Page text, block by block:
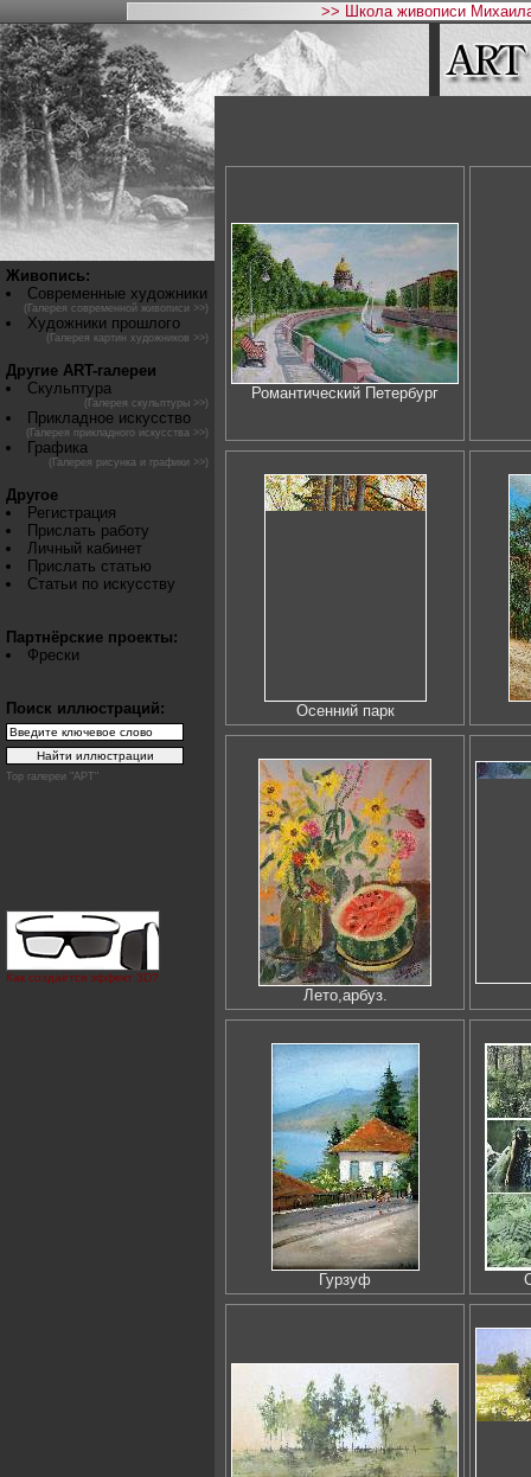
>> Школа живописи
Живопись:
Современные художники
(Галерея современной живописи >>)
Художники прошлого
(Галерея картин художников >>)
Другие ART-галереи
Скульптура
(Галерея скульптуры >>)
Прикладное искусство
(Галерея прикладного искусства >>)
Графика
(Галерея рисунка и графики >>)
Другое
Регистрация
Прислать работу
Личный кабинет
Прислать статью
Статьи по искусству
Партнёрские проекты:
Фрески
Поиск иллюстраций:
Top галереи "АРТ"
Как создаётся эффект 3D?
Романтический Петербург
Осенний парк
Лето,арбуз.
Гурзуф